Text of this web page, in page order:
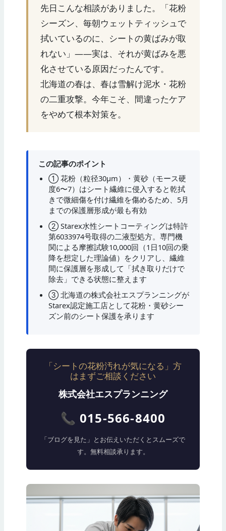
先日こんな相談がありました。「花粉
シーズン、毎朝ウェットティッシュで
拭いているのに、シートの黄ばみが取
れない」——実は、それが黄ばみを悪
化させている原因だったんです。
北海道の春は、春は雪解け泥水・花粉
の二重攻撃。今年こそ、間違ったケア
をやめて根本対策を。
この記事のポイント
① 花粉（粒径30μm）・黄砂（モース硬
度6〜7）はシート繊維に侵入すると乾拭
きで微細傷を付け繊維を傷めるため、5月
までの保護層形成が最も有効
② Starex水性シートコーティングは特許
第6033974号取得の二液型処方。専門機
関による摩擦試験10,000回（1日10回の乗
降を想定した理論値）をクリアし、繊維
間に保護層を形成して「拭き取りだけで
除去」できる状態に整えます
③ 北海道の株式会社エスプランニングが
Starex認定施工店として花粉・黄砂シー
ズン前のシート保護を承ります
「シートの花粉汚れが気になる」方
はまずご相談ください
株式会社エスプランニング
📞 015-566-8400
「ブログを見た」とお伝えいただくとスムーズで
す。無料相談承ります。